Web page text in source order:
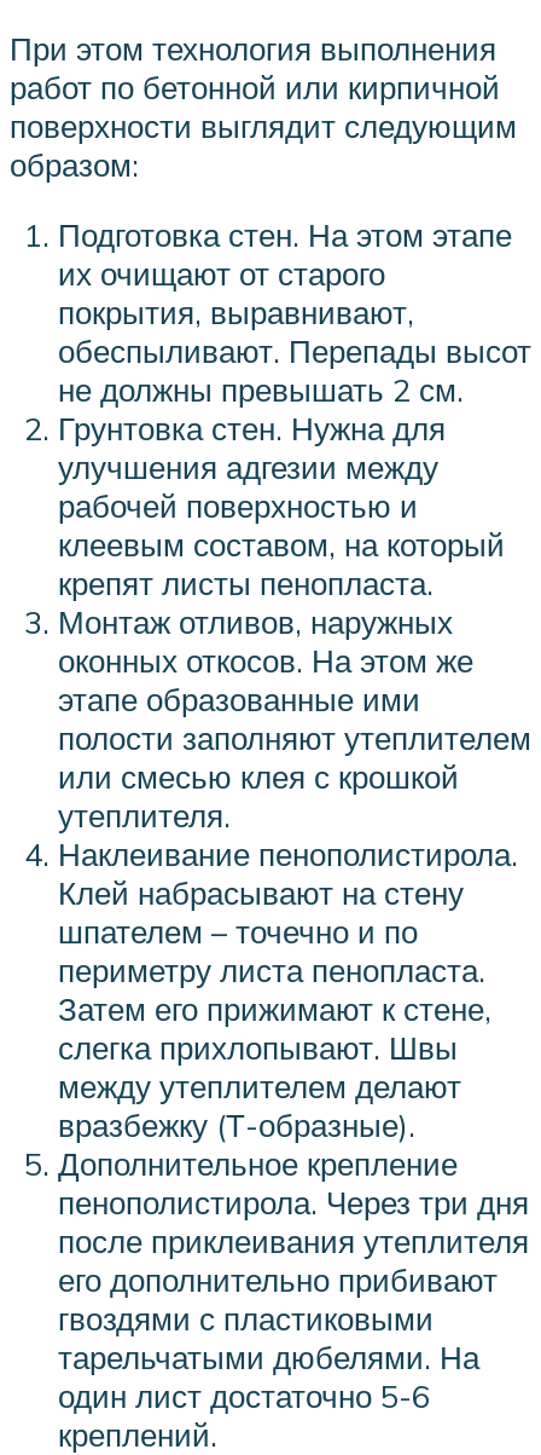
При этом технология выполнения
работ по бетонной или кирпичной
поверхности выглядит следующим
образом:
Подготовка стен. На этом этапе
их очищают от старого
покрытия, выравнивают,
обеспыливают. Перепады высот
не должны превышать 2 см.
Грунтовка стен. Нужна для
улучшения адгезии между
рабочей поверхностью и
клеевым составом, на который
крепят листы пенопласта.
Монтаж отливов, наружных
оконных откосов. На этом же
этапе образованные ими
полости заполняют утеплителем
или смесью клея с крошкой
утеплителя.
Наклеивание пенополистирола.
Клей набрасывают на стену
шпателем – точечно и по
периметру листа пенопласта.
Затем его прижимают к стене,
слегка прихлопывают. Швы
между утеплителем делают
вразбежку (Т-образные).
Дополнительное крепление
пенополистирола. Через три дня
после приклеивания утеплителя
его дополнительно прибивают
гвоздями с пластиковыми
тарельчатыми дюбелями. На
один лист достаточно 5-6
креплений.